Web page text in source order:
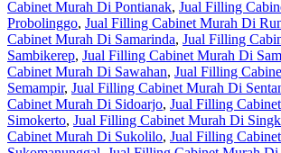
Cabinet Murah Di Pontianak, Jual Filling
Probolinggo, Jual Filling Cabinet Murah Di
Cabinet Murah Di Samarinda, Jual Filling
Sambikerep, Jual Filling Cabinet Murah Di
Cabinet Murah Di Sawahan, Jual Filling
Semampir, Jual Filling Cabinet Murah Di
Cabinet Murah Di Sidoarjo, Jual Filling
Simokerto, Jual Filling Cabinet Murah Di
Cabinet Murah Di Sukolilo, Jual Filling